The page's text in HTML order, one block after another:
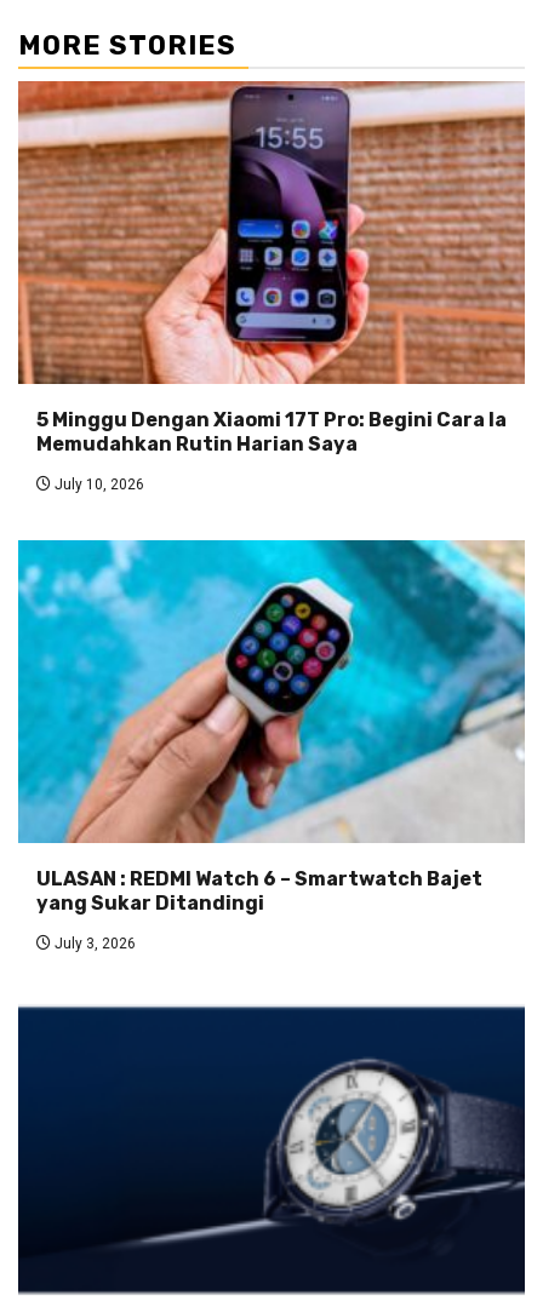
MORE STORIES
5 Minggu Dengan Xiaomi 17T Pro: Begini Cara Ia
Memudahkan Rutin Harian Saya
July 10, 2026
ULASAN : REDMI Watch 6 – Smartwatch Bajet
yang Sukar Ditandingi
July 3, 2026